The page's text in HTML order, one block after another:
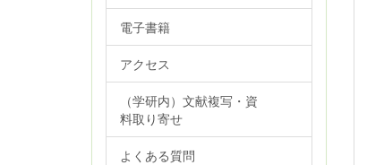
電子書籍
アクセス
（学研内）文献複写・資
料取り寄せ
よくある質問